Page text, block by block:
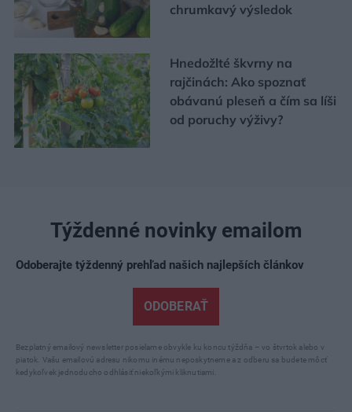
chrumkavý výsledok
Hnedožlté škvrny na
rajčinách: Ako spoznať
obávanú pleseň a čím sa líši
od poruchy výživy?
Týždenné novinky emailom
Odoberajte týždenný prehľad našich najlepších článkov
ODOBERAŤ
Bezplatný emailový newsletter posielame obvykle ku koncu týždňa – vo štvrtok alebo v
piatok. Vašu emailovú adresu nikomu inému neposkytneme a z odberu sa budete môcť
kedykoľvek jednoducho odhlásiť niekoľkými kliknutiami.